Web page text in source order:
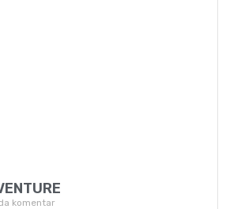
komentar